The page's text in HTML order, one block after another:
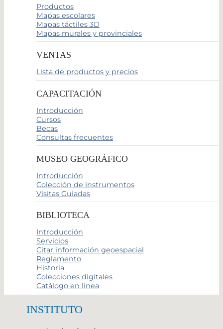
Productos
Mapas escolares
Mapas táctiles 3D
Mapas murales y provinciales
VENTAS
Lista de productos y precios
CAPACITACIÓN
Introducción
Cursos
Becas
Consultas frecuentes
MUSEO GEOGRÁFICO
Introducción
Colección de instrumentos
Visitas Guiadas
BIBLIOTECA
Introducción
Servicios
Citar información geoespacial
Reglamento
Historia
Colecciones digitales
Catálogo en línea
INSTITUTO